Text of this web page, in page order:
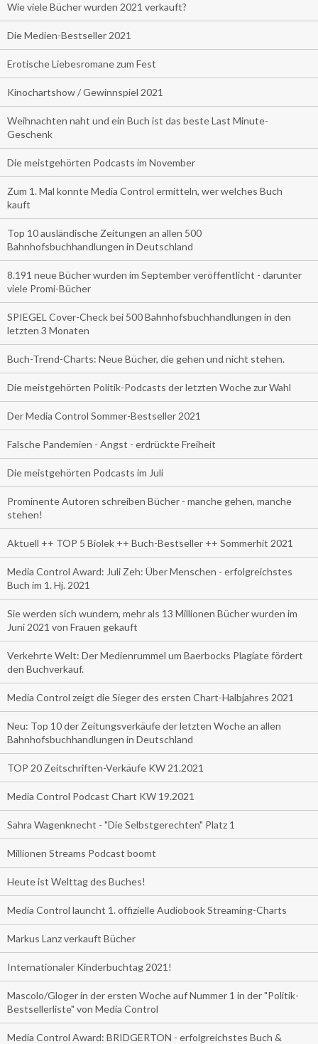
Wie viele Bücher wurden 2021 verkauft?
Die Medien-Bestseller 2021
Erotische Liebesromane zum Fest
Kinochartshow / Gewinnspiel 2021
Weihnachten naht und ein Buch ist das beste Last Minute-
Geschenk
Die meistgehörten Podcasts im November
Zum 1. Mal konnte Media Control ermitteln, wer welches Buch
kauft
Top 10 ausländische Zeitungen an allen 500
Bahnhofsbuchhandlungen in Deutschland
8.191 neue Bücher wurden im September veröffentlicht - darunter
viele Promi-Bücher
SPIEGEL Cover-Check bei 500 Bahnhofsbuchhandlungen in den
letzten 3 Monaten
Buch-Trend-Charts: Neue Bücher, die gehen und nicht stehen.
Die meistgehörten Politik-Podcasts der letzten Woche zur Wahl
Der Media Control Sommer-Bestseller 2021
Falsche Pandemien - Angst - erdrückte Freiheit
Die meistgehörten Podcasts im Juli
Prominente Autoren schreiben Bücher - manche gehen, manche
stehen!
Aktuell ++ TOP 5 Biolek ++ Buch-Bestseller ++ Sommerhit 2021
Media Control Award: Juli Zeh: Über Menschen - erfolgreichstes
Buch im 1. Hj. 2021
Sie werden sich wundern, mehr als 13 Millionen Bücher wurden im
Juni 2021 von Frauen gekauft
Verkehrte Welt: Der Medienrummel um Baerbocks Plagiate fördert
den Buchverkauf.
Media Control zeigt die Sieger des ersten Chart-Halbjahres 2021
Neu: Top 10 der Zeitungsverkäufe der letzten Woche an allen
Bahnhofsbuchhandlungen in Deutschland
TOP 20 Zeitschriften-Verkäufe KW 21.2021
Media Control Podcast Chart KW 19.2021
Sahra Wagenknecht - "Die Selbstgerechten" Platz 1
Millionen Streams Podcast boomt
Heute ist Welttag des Buches!
Media Control launcht 1. offizielle Audiobook Streaming-Charts
Markus Lanz verkauft Bücher
Internationaler Kinderbuchtag 2021!
Mascolo/Gloger in der ersten Woche auf Nummer 1 in der "Politik-
Bestsellerliste" von Media Control
Media Control Award: BRIDGERTON - erfolgreichstes Buch &